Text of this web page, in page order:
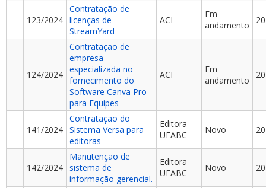
123/2024
Contratação de
licenças de
StreamYard
ACI
Em
andamento
124/2024
Contratação de
empresa
especializada no
fornecimento do
Software Canva Pro
para Equipes
ACI
Em
andamento
141/2024
Contratação do
Sistema Versa para
editoras
Editora
UFABC
Novo
142/2024
Manutenção de
sistema de
informação gerencial.
Editora
UFABC
Novo